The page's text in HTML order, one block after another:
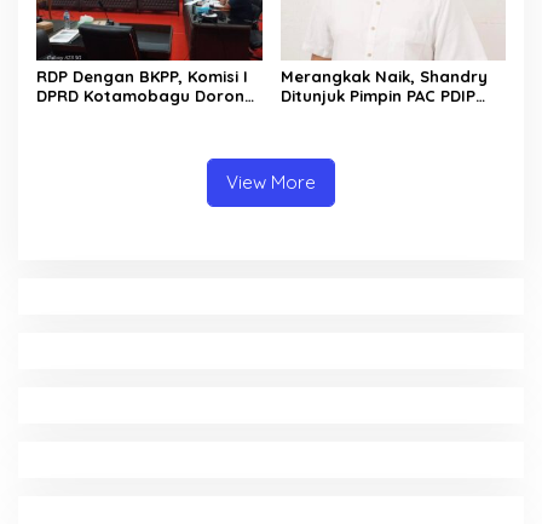
RDP Dengan BKPP, Komisi I
DPRD Kotamobagu Dorong
Merangkak Naik, Shandry
Ditunjuk Pimpin PAC PDIP
View More